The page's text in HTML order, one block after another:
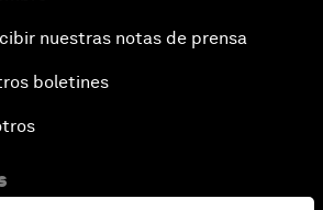
nuestras notas de prensa
boletines